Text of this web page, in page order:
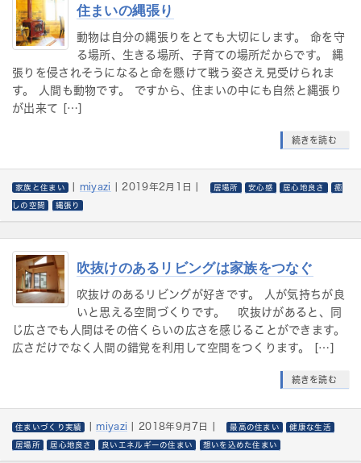
i
g
a
t
n
住まいの縄張り
動物は自分の縄張りをとても大切にします。 命を守
る場所、生きる場所、子育ての場所だからです。 縄
張りを侵されそうになると命を懸けて戦う姿さえ見受けられま
す。 人間も動物です。 ですから、住まいの中にも自然と縄張り
が出来て […]
続きを読む
家族と住まい miyazi 2019年2月1日 居場所 安心感 居心地良さ 癒
しの空間 縄張り
吹抜けのあるリビングは家族をつなぐ
吹抜けのあるリビングが好きです。 人が気持ちが良
いと思える空間づくりです。 吹抜けがあると、同
じ広さでも人間はその倍くらいの広さを感じることができます。
広さだけでなく人間の錯覚を利用して空間をつくります。 […]
続きを読む
住まいづくり実績 |miyazi 2018年9月7日 最高の住まい 健康な生活
居場所 居心地良さ 良いエネルギーの住まい 想いを込めた住まい